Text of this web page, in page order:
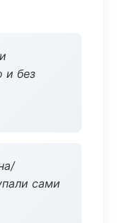
и без
сами